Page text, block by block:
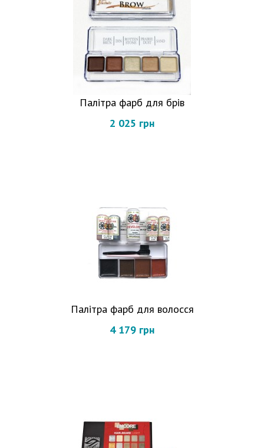
Палітра фарб для брів
2 025 грн
Палітра фарб для волосся
4 179 грн